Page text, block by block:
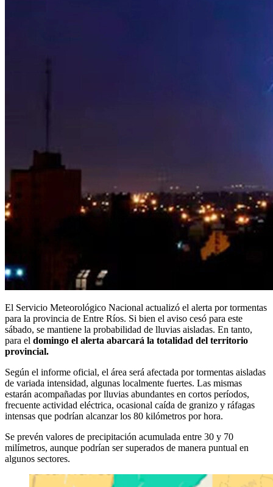
El Servicio Meteorológico Nacional actualizó el alerta por tormentas
para la provincia de Entre Ríos. Si bien el aviso cesó para este
sábado, se mantiene la probabilidad de lluvias aisladas. En tanto,
para el domingo el alerta abarcará la totalidad del territorio
provincial.
Según el informe oficial, el área será afectada por tormentas aisladas
de variada intensidad, algunas localmente fuertes. Las mismas
estarán acompañadas por lluvias abundantes en cortos períodos,
frecuente actividad eléctrica, ocasional caída de granizo y ráfagas
intensas que podrían alcanzar los 80 kilómetros por hora.
Se prevén valores de precipitación acumulada entre 30 y 70
milímetros, aunque podrían ser superados de manera puntual en
algunos sectores.